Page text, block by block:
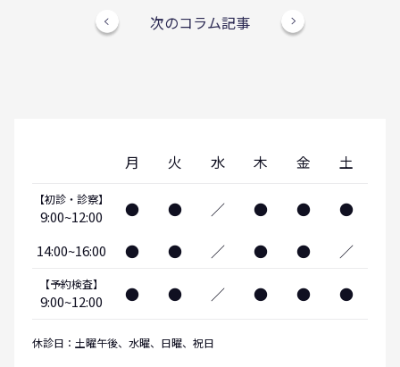
次のコラム記事
月 火 水 木 金 土
【初診・診察】
9:00~12:00 ● ● ／ ● ● ●
14:00~16:00 ● ● ／ ● ● ／
【予約検査】
9:00~12:00 ● ● ／ ● ● ●
休診日：土曜午後、水曜、日曜、祝日